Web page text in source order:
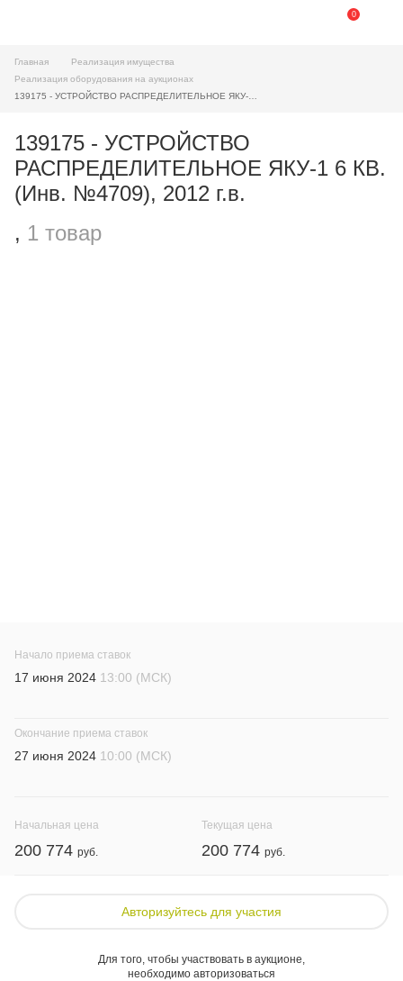
0
Главная
Реализация имущества
Реализация оборудования на аукционах
139175 - УСТРОЙСТВО
РАСПРЕДЕЛИТЕЛЬНОЕ ЯКУ-1 6 КВ.
(Инв. №4709), 2012 г.в.
, 1 товар
Начало приема ставок
17 июня 2024 13:00 (МСК)
Окончание приема ставок
27 июня 2024 10:00 (МСК)
Начальная цена
200 774
Текущая цена
200 774
Авторизуйтесь для участия
Для того, чтобы участвовать в аукционе,
необходимо авторизоваться